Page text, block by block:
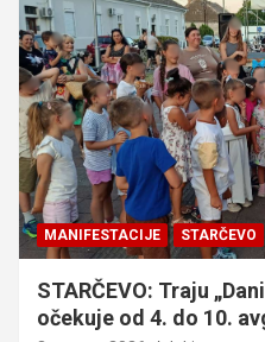
MANIFESTACIJE STARČEVO
STARČEVO: Traju
očekuje od 4. do 10.